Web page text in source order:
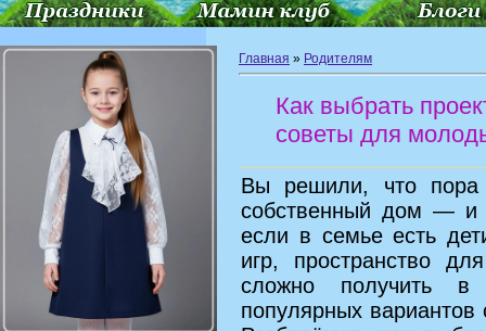
Главная » Родителям
Как выбрать
советы для
Вы решили, что пора
собственный дом — и
если в семье есть
игр, пространство
сложно получить
популярных